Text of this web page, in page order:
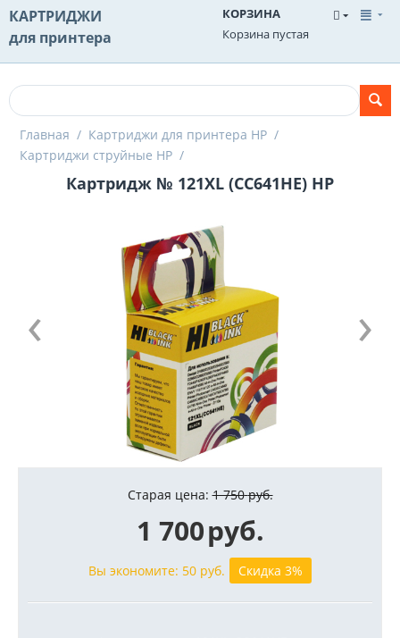
КАРТРИДЖИ
для принтера
КОРЗИНА
Корзина пустая
Главная / Картриджи для принтера HP /
Картриджи струйные HP /
Картридж № 121XL (CC641HE) HP
Старая цена: 1 750 руб.
1 700руб.
Вы экономите: 50 руб. Скидка 3%